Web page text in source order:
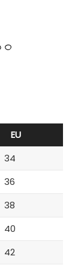
EU
34
36
38
40
42